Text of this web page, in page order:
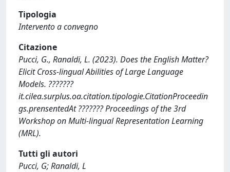
Tipologia
Intervento a convegno
Citazione
Pucci, G., Ranaldi, L. (2023). Does the English Matter?
Elicit Cross-lingual Abilities of Large Language
Models. ???????
it.cilea.surplus.oa.citation.tipologie.CitationProceedin
gs.prensentedAt ??????? Proceedings of the 3rd
Workshop on Multi-lingual Representation Learning
(MRL).
Tutti gli autori
Pucci, G; Ranaldi, L